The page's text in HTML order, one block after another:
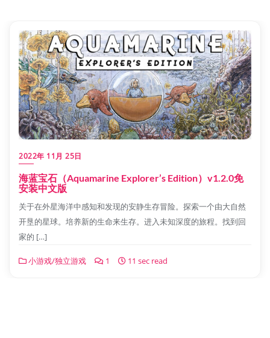
2022年 11月 25日
海蓝宝石（Aquamarine Explorer’s Edition）v1.2.0免
安装中文版
关于在外星海洋中感知和发现的安静生存冒险。探索一个由大自然
开垦的星球。培养新的生命来生存。进入未知深度的旅程。找到回
家的 […]
小游戏/独立游戏 1 11 sec read